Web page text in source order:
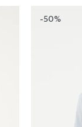
-50%